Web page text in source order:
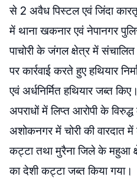
से 2 अवैध पिस्टल एवं जिंदा
में थाना खकनार एवं नेपानगर
पाचोरी के जंगल क्षेत्र में संचालित
पर कार्रवाई करते हुए हथियार
एवं अर्धनिर्मित हथियार जब्त
अपराधों में लिप्त आरोपी के
अशोकनगर में चोरी की वारदात
कट्टा तथा मुरैना जिले के महुआ
का देशी कट्टा जब्त किया गया।